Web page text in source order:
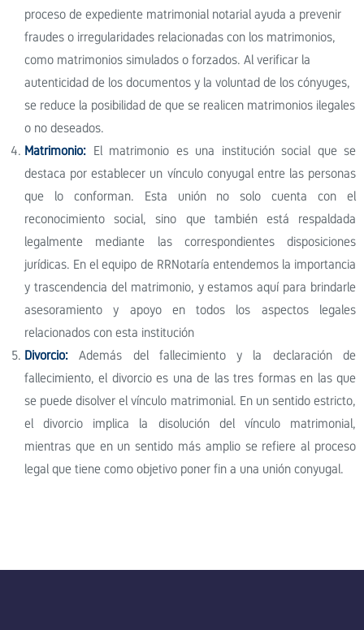
proceso de expediente matrimonial notarial ayuda a prevenir
fraudes o irregularidades relacionadas con los matrimonios,
como matrimonios simulados o forzados. Al verificar la
autenticidad de los documentos y la voluntad de los cónyuges,
se reduce la posibilidad de que se realicen matrimonios ilegales
o no deseados.
Matrimonio: El matrimonio es una institución social que se
destaca por establecer un vínculo conyugal entre las personas
que lo conforman. Esta unión no solo cuenta con el
reconocimiento social, sino que también está respaldada
legalmente mediante las correspondientes disposiciones
jurídicas. En el equipo de RRNotaría entendemos la importancia
y trascendencia del matrimonio, y estamos aquí para brindarle
asesoramiento y apoyo en todos los aspectos legales
relacionados con esta institución
Divorcio: Además del fallecimiento y la declaración de
fallecimiento, el divorcio es una de las tres formas en las que
se puede disolver el vínculo matrimonial. En un sentido estricto,
el divorcio implica la disolución del vínculo matrimonial,
mientras que en un sentido más amplio se refiere al proceso
legal que tiene como objetivo poner fin a una unión conyugal.